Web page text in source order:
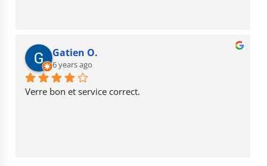
Gatien O.
6 years ago
Verre bon et service correct.